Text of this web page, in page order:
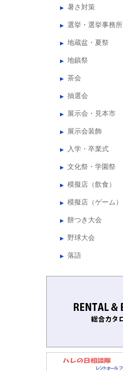
暑さ対策
選挙・選挙事務所
地蔵盆・夏祭
地鎮祭
茶会
抽選会
展示会・見本市
展示会装飾
入学・卒業式
文化祭・学園祭
模擬店（飲食）
模擬店（ゲーム）
餅つき大会
野球大会
落語